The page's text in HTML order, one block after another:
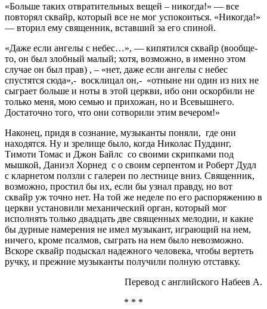
«Больше таких отвратительных вещей – никогда!» — все
повторял сквайр, который все не мог успокоиться. «Никогда!»
— вторил ему священник, вставший за его спиной.
«Даже если ангелы с небес…», — кипятился сквайр (вообще-
то, он был злобный малый; хотя, возможно, в именно этом
случае он был прав) , – «нет, даже если ангелы с небес
спустятся сюда»,- восклицал он,- «отныне ни один из них не
сыграет больше и ноты в этой церкви, ибо они оскорбили не
только меня, мою семью и прихожан, но и Всевышнего.
Достаточно того, что они сотворили этим вечером!»
Наконец, придя в сознание, музыканты поняли, где они
находятся. Ну и зрелище было, когда Николас Пуддинг,
Тимоти Томас и Джон Байлс со своими скрипками под
мышкой, Даниэл Хорнед с о своим серпентом и Роберт Дудл
с кларнетом ползли с галереи по лестнице вниз. Священник,
возможно, простил бы их, если бы узнал правду, но вот
сквайр уж точно нет. На той же неделе по его распоряжению в
церкви установили механический орган, который мог
исполнять только двадцать две священных мелодии, и какие
бы дурные намерения не имел музыкант, играющий на нем,
ничего, кроме псалмов, сыграть на нем было невозможно.
Вскоре сквайр подыскал надежного человека, чтобы вертеть
ручку, и прежние музыканты получили полную отставку.
Перевод с английского Набеев А.
* * *